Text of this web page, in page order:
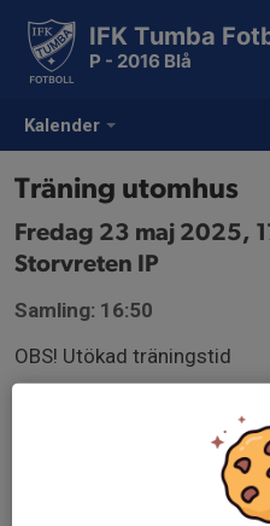
Kalender
IFK Tumba
P - 2016 Blå
Träning utomhus
Fredag 23 maj 2025,
Storvreten IP
Samling: 16:50
OBS! Utökad träningstid